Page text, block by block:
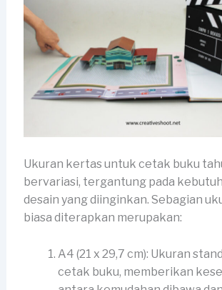
Ukuran kertas untuk cetak buku
bervariasi, tergantung pada
desain yang diinginkan. Sebagian
biasa diterapkan merupakan:
A4 (21 x 29,7 cm): Ukuran
cetak buku, memberikan